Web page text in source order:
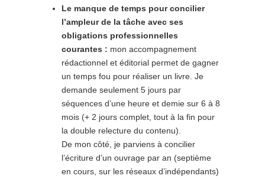
Le manque de temps pour concilier
l’ampleur de la tâche avec ses
obligations professionnelles
courantes : mon accompagnement
rédactionnel et éditorial permet de gagner
un temps fou pour réaliser un livre. Je
demande seulement 5 jours par
séquences d’une heure et demie sur 6 à 8
mois (+ 2 jours complet, tout à la fin pour
la double relecture du contenu).
De mon côté, je parviens à concilier
l’écriture d’un ouvrage par an (septième
en cours, sur les réseaux d’indépendants)